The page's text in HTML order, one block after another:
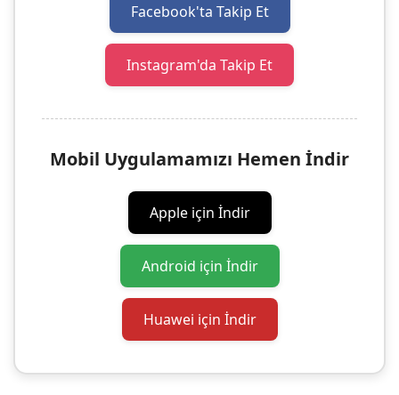
Facebook'ta Takip Et
Instagram'da Takip Et
Mobil Uygulamamızı Hemen İndir
Apple için İndir
Android için İndir
Huawei için İndir